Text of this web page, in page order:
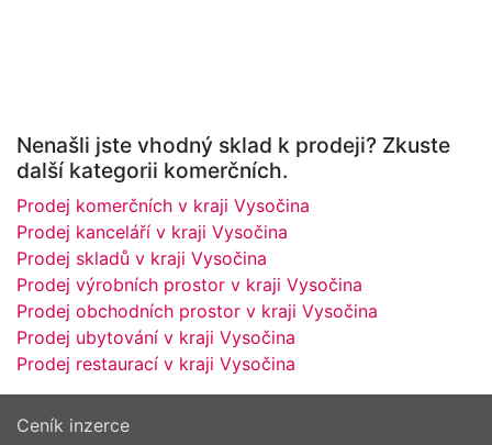
Nenašli jste vhodný sklad k prodeji? Zkuste
další kategorii komerčních.
Prodej komerčních v kraji Vysočina
Prodej kanceláří v kraji Vysočina
Prodej skladů v kraji Vysočina
Prodej výrobních prostor v kraji Vysočina
Prodej obchodních prostor v kraji Vysočina
Prodej ubytování v kraji Vysočina
Prodej restaurací v kraji Vysočina
Ceník inzerce